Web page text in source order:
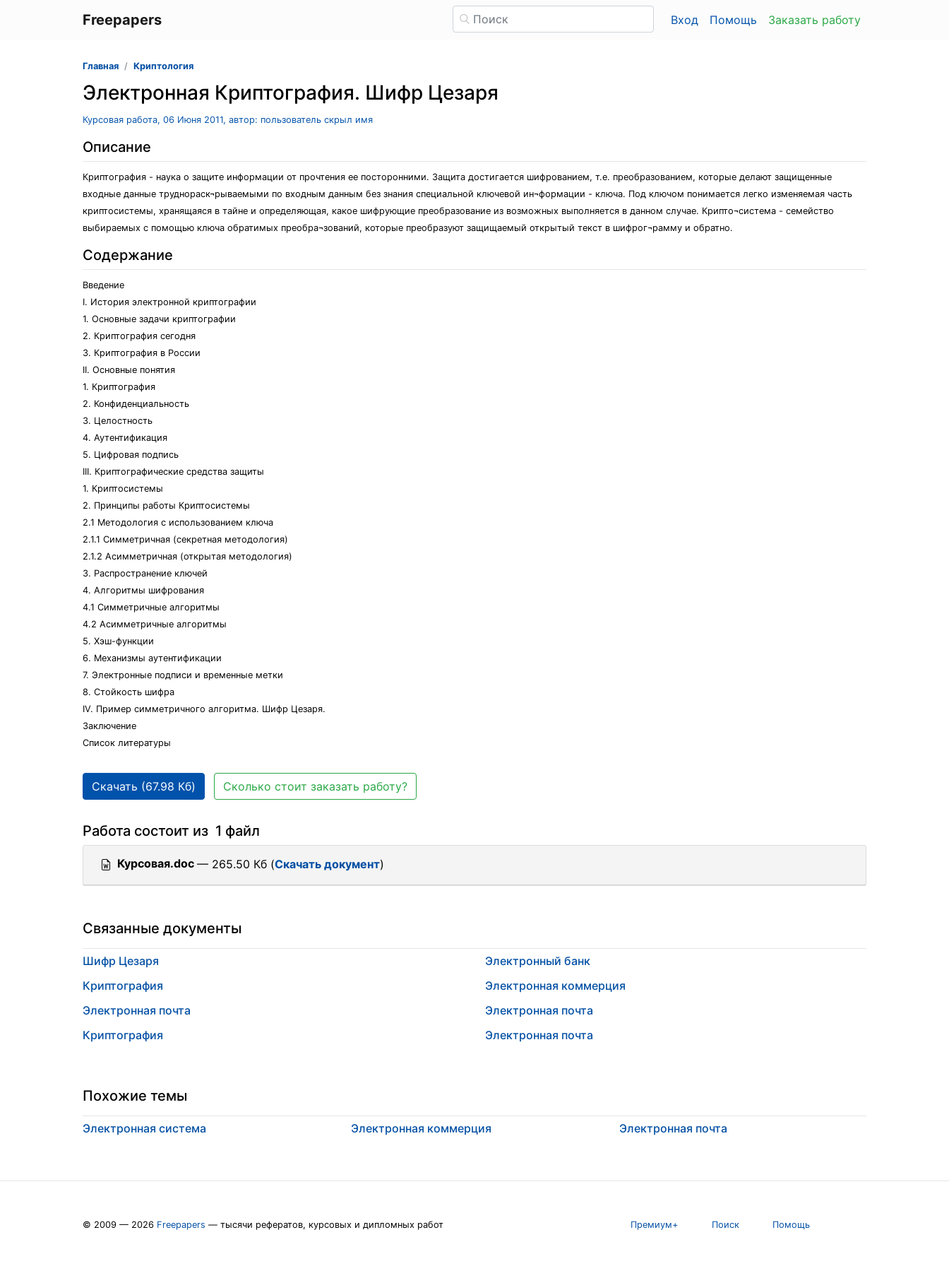
Freepapers Вход Помощь Заказать работу
Главная Криптология
Электронная Криптография. Шифр Цезаря
Курсовая работа, 06 Июня 2011, автор: пользователь скрыл имя
Описание
Криптография - наука о защите информации от прочтения ее посторонними. Защита достигается шифрованием, т.е. преобразованием, которые делают защищенные
входные данные труднораск¬рываемыми по входным данным без знания специальной ключевой ин¬формации - ключа. Под ключом понимается легко изменяемая часть
криптосистемы, хранящаяся в тайне и определяющая, какое шифрующие преобразование из возможных выполняется в данном случае. Крипто¬система - семейство
выбираемых с помощью ключа обратимых преобра¬зований, которые преобразуют защищаемый открытый текст в шифрог¬рамму и обратно.
Содержание
Введение
I. История электронной криптографии
1. Основные задачи криптографии
2. Криптография сегодня
3. Криптография в России
II. Основные понятия
1. Криптография
2. Конфиденциальность
3. Целостность
4. Аутентификация
5. Цифровая подпись
III. Криптографические средства защиты
1. Криптосистемы
2. Принципы работы Криптосистемы
2.1 Методология с использованием ключа
2.1.1 Симметричная (секретная методология)
2.1.2 Асимметричная (открытая методология)
3. Распространение ключей
4. Алгоритмы шифрования
4.1 Симметричные алгоритмы
4.2 Асимметричные алгоритмы
5. Хэш-функции
6. Механизмы аутентификации
7. Электронные подписи и временные метки
8. Стойкость шифра
IV. Пример симметричного алгоритма. Шифр Цезаря.
Заключение
Список литературы
Скачать (67.98 Кб) Сколько стоит заказать работу?
Работа состоит из 1 файл
Курсовая.doc — 265.50 Кб (Скачать документ)
Связанные документы
Шифр Цезаря
Криптография
Электронная почта
Криптография
Электронный банк
Электронная коммерция
Электронная почта
Электронная почта
Похожие темы
Электронная система Электронная коммерция Электронная почта
© 2009 — 2026 Freepapers — тысячи рефератов, курсовых и дипломных работ Премиум+ Поиск Помощь